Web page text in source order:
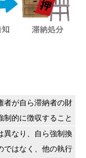
者が自ら滞納者の財
制的に徴収すること
異なり、自ら強制換
ではなく、他の執行